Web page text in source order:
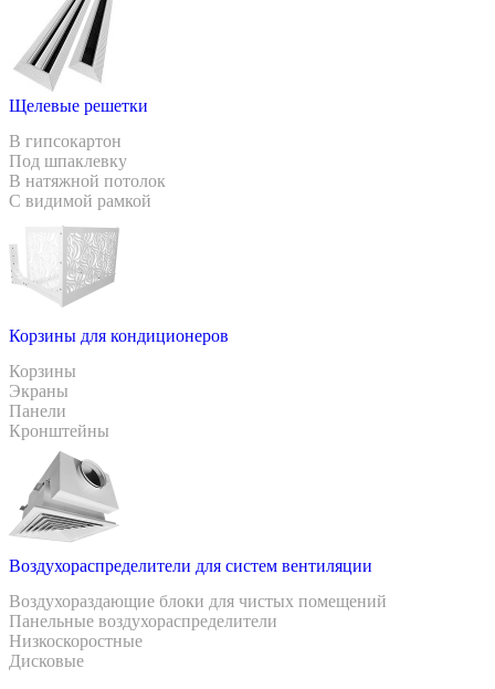
Щелевые решетки
В гипсокартон
Под шпаклевку
В натяжной потолок
С видимой рамкой
Корзины для кондиционеров
Корзины
Экраны
Панели
Кронштейны
Воздухораспределители для систем вентиляции
Воздухораздающие блоки для чистых помещений
Панельные воздухораспределители
Низкоскоростные
Дисковые